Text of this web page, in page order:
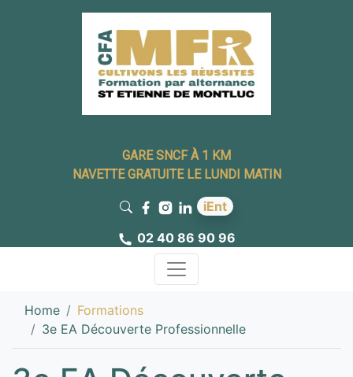
GARE SNCF À 1 KM
NAVETTE GRATUITE LE LUNDI MATIN
iEnt
02 40 86 90 96
Home
Formations
3e EA Découverte Professionnelle